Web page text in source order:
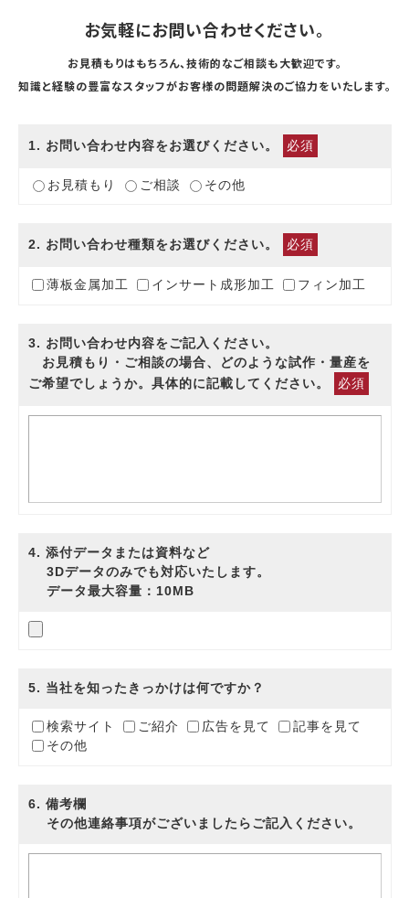
お気軽にお問い合わせください。
お見積もりはもちろん、技術的なご相談も大歓迎です。
知識と経験の豊富なスタッフがお客様の問題解決のご協力をいたします。
1. お問い合わせ内容をお選びください。 必須
お見積もり ご相談 その他
2. お問い合わせ種類をお選びください。 必須
薄板金属加工 インサート成形加工 フィン加工
3. お問い合わせ内容をご記入ください。
お見積もり・ご相談の場合、どのような試作・量産を
ご希望でしょうか。具体的に記載してください。
必須
4. 添付データまたは資料など
3Dデータのみでも対応いたします。
データ最大容量：10MB
5. 当社を知ったきっかけは何ですか？
検索サイト ご紹介 広告を見て
記事を見て
その他
6. 備考欄
その他連絡事項がございましたらご記入ください。